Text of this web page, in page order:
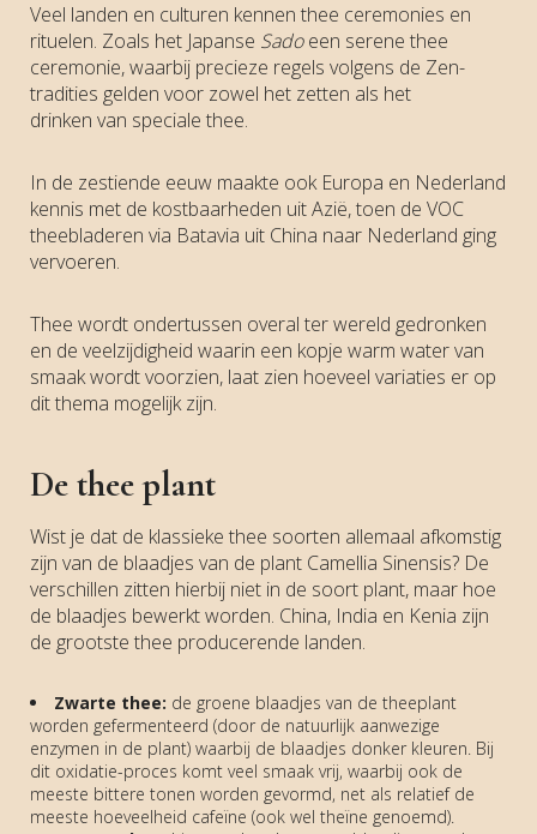
Veel landen en culturen kennen thee ceremonies en
rituelen. Zoals het Japanse Sadoeen serene thee
ceremonie, waarbij precieze regels volgens de Zen-
tradities gelden voor zowel het zetten als het
drinken van speciale thee.
In de zestiende eeuw maakte ook Europa en Nederland
kennis met de kostbaarheden uit Azië, toen de VOC
theebladeren via Batavia uit China naar Nederland ging
vervoeren.
Thee wordt ondertussen overal ter wereld gedronken
en de veelzijdigheid waarin een kopje warm water van
smaak wordt voorzien, laat zien hoeveel variaties er op
dit thema mogelijk zijn.
De thee plant
Wist je dat de klassieke thee soorten allemaal afkomstig
zijn van de blaadjes van de plant Camellia Sinensis? De
verschillen zitten hierbij niet in de soort plant, maar hoe
de blaadjes bewerkt worden. China, India en Kenia zijn
de grootste thee producerende landen.
Zwarte thee: de groene blaadjes van de theeplant
worden gefermenteerd (door de natuurlijk aanwezige
enzymen in de plant) waarbij de blaadjes donker kleuren. Bij
dit oxidatie-proces komt veel smaak vrij, waarbij ook de
meeste bittere tonen worden gevormd, net als relatief de
meeste hoeveelheid cafeïne (ook wel theïne genoemd).